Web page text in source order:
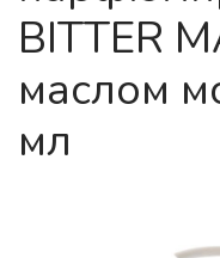
BITTER
маслом
мл